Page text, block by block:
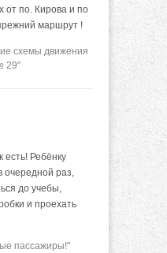
от по. Кирова и по
маршрут !
схемы движения
29"
есть! Ребёнку
очередной раз,
до учебы,
и проехать
пассажиры!"